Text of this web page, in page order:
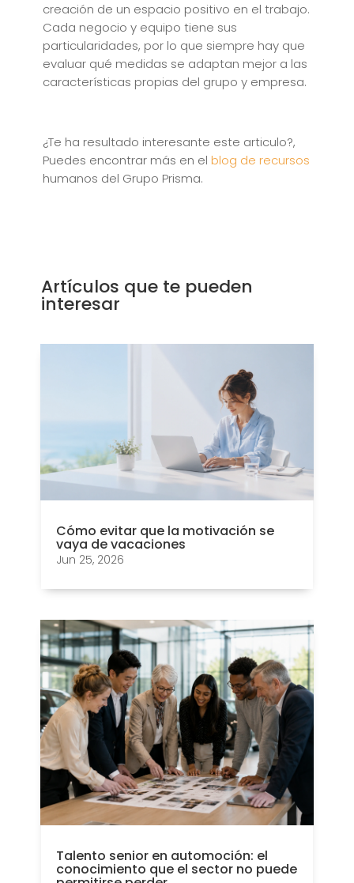
creación de un espacio positivo en el trabajo.
Cada negocio y equipo tiene sus
particularidades, por lo que siempre hay que
evaluar qué medidas se adaptan mejor a las
características propias del grupo y empresa.
¿Te ha resultado interesante este articulo?,
Puedes encontrar más en el blog de recursos
humanos del Grupo Prisma.
Artículos que te pueden
interesar
Cómo evitar que la motivación se
vaya de vacaciones
Jun 25, 2026
Talento senior en automoción: el
conocimiento que el sector no puede